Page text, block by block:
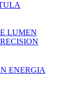
LUMEN
ENERGIA